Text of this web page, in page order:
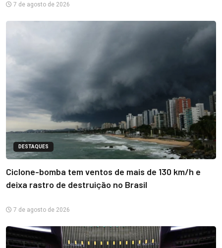
7 de agosto de 2026
DESTAQUES
Ciclone-bomba tem ventos de mais de 130 km/h e
deixa rastro de destruição no Brasil
7 de agosto de 2026